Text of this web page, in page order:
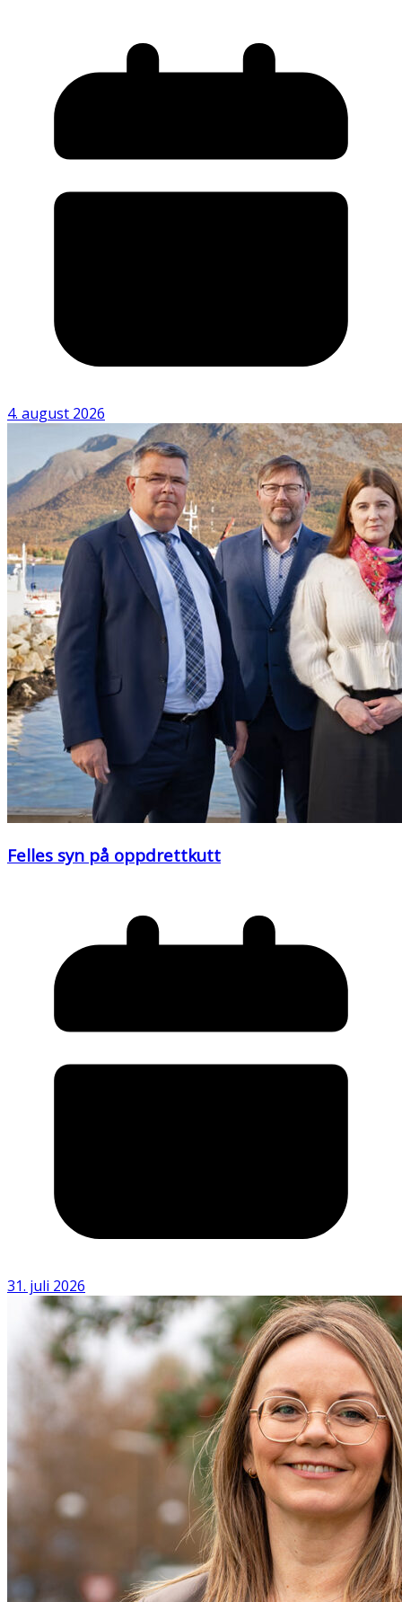
4. august 2026
Felles syn på oppdrettkutt
31. juli 2026